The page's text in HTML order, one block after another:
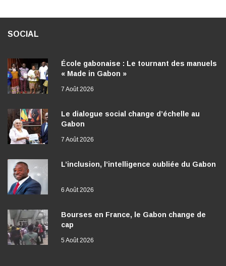
SOCIAL
École gabonaise : Le tournant des manuels
« Made in Gabon »
7 Août 2026
Le dialogue social change d’échelle au
Gabon
7 Août 2026
L’inclusion, l’intelligence oubliée du Gabon
6 Août 2026
Bourses en France, le Gabon change de
cap
5 Août 2026